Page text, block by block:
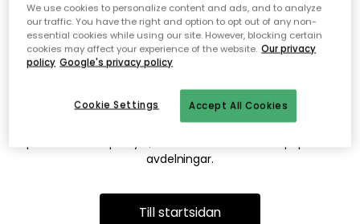
Vi hittar tyvärr inte sidan du
söker
Detta kan bero på att sidan inte längre finns eller att den har
flyttats. Vi ber om ursäkt för besväret. I menyn ovan kan du
prova att söka på nytt, eller besöka en av våra populära
avdelningar.
Till startsidan
We use cookies to personalize content and ads, and to analyze
our traffic. You have the right and option to opt out of any non-
essential cookies while using our site. However, blocking certain
cookies may affect your experience of the website. Our privacy
policy Google's privacy policy
Accept All Cookies
Cookie Settings